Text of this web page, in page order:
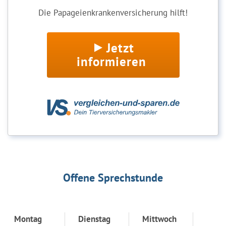
Die Papageienkrankenversicherung hilft!
Jetzt
informieren
Offene Sprechstunde
Montag
Dienstag
Mittwoch